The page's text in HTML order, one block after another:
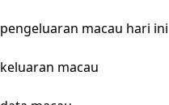
pengeluaran macau hari ini
keluaran macau